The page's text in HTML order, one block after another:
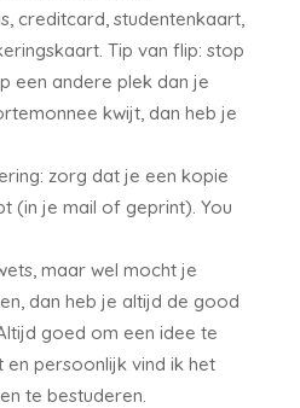
creditcard, studentenkaart,
Tip van flip: stop
een andere plek dan je
kwijt, dan heb je
zorg dat je een kopie
(in je mail of geprint). You
maar wel mocht je
dan heb je altijd de good
goed om een idee te
persoonlijk vind ik het
te bestuderen.